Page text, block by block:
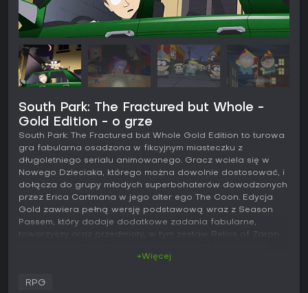
South Park: The Fractured but Whole -
Gold Edition - o grze
South Park: The Fractured but Whole Gold Edition to turowa
gra fabularna osadzona w fikcyjnym miasteczku z
długoletniego serialu animowanego. Gracz wciela się w
Nowego Dzieciaka, którego można dowolnie dostosować, i
dołącza do grupy młodych superbohaterów dowodzonych
przez Erica Cartmana w jego alter ego The Coon. Edycja
Gold zawiera pełną wersję podstawową wraz z Season
Passem, który dodaje dodatkowe zadania fabularne,
towarzyszy oraz przedmioty, w tym zestaw Relics of Zaron
+Więcej
RPG